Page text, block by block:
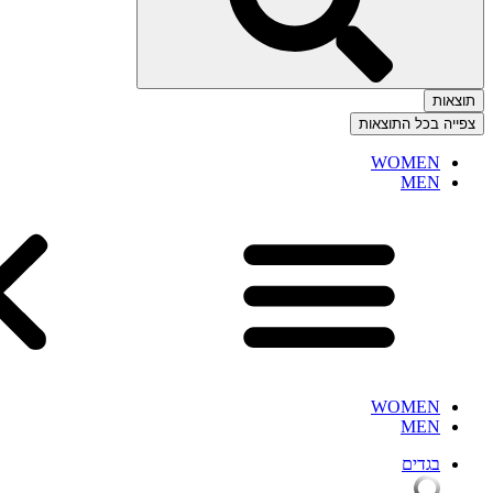
תוצאות
צפייה בכל התוצאות
WOMEN
MEN
WOMEN
MEN
בגדים